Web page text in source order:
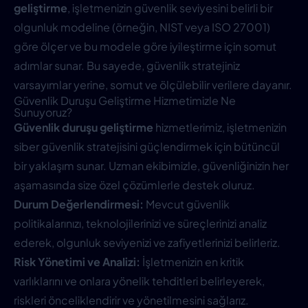
geliştirme, işletmenizin güvenlik seviyesini belirli bir
olgunluk modeline (örneğin, NIST veya ISO 27001)
göre ölçer ve bu modele göre iyileştirme için somut
adımlar sunar. Bu sayede, güvenlik stratejiniz
varsayımlar yerine, somut ve ölçülebilir verilere dayanır.
Güvenlik Duruşu Geliştirme Hizmetimizle Ne
Sunuyoruz?
Güvenlik duruşu geliştirme hizmetlerimiz, işletmenizin
siber güvenlik stratejisini güçlendirmek için bütüncül
bir yaklaşım sunar. Uzman ekibimizle, güvenliğinizin her
aşamasında size özel çözümlerle destek oluruz.
Durum Değerlendirmesi: Mevcut güvenlik
politikalarınızı, teknolojilerinizi ve süreçlerinizi analiz
ederek, olgunluk seviyenizi ve zafiyetlerinizi belirleriz.
Risk Yönetimi ve Analizi: İşletmenizin en kritik
varlıklarını ve onlara yönelik tehditleri belirleyerek,
riskleri önceliklendirir ve yönetilmesini sağlarız.